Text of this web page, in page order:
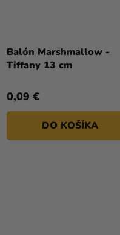
Balón Marshmallow -
Tiffany 13 cm
0,09 €
DO KOŠÍKA